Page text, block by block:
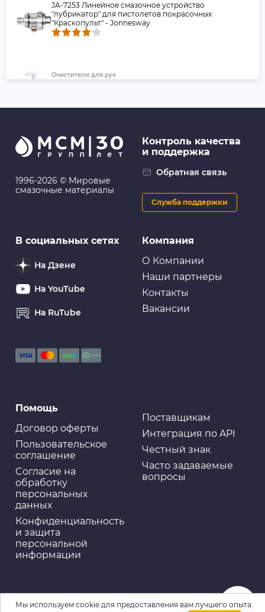
JA-7253 Линейное смазочное устройство
"лубрикатор" для пистолетов покрасочных
"Краскопульт" - Jonnesway
Очистители для рук
Очистители для рук
VMP AUTO Средство для очистки рук ПРОФИ
Очистители для рук
1996-2026 © Мировые
смазочные материалы
Компания
О Компании
Наши партнеры
Контакты
Вакансии
Помощь
Договор оферты
Пользовательское
соглашение
Cогласие на
обработку
персональных
данных
Конфиденциальность
и защита
персональной
информации
Поставщикам
Интеграция по API
Честный знак
Часто задаваемые
вопросы
Контроль качества
и поддержка
Обратная связь
Служба поддержки
В социальных сетях
На Дзене
На YouTube
На RuTube
Мы используем cookie для предоставления вам лучшего опыта.